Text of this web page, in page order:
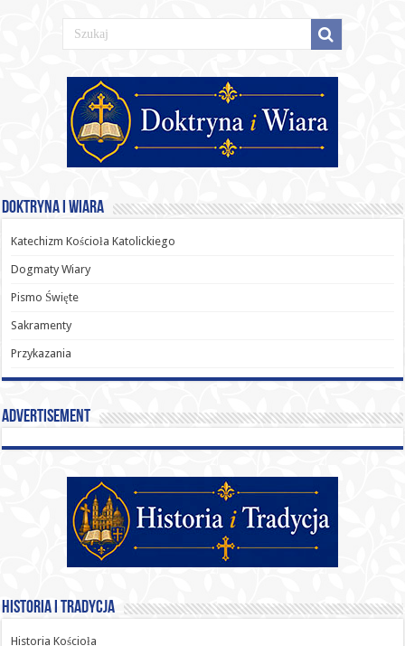
Doktryna i Wiara
Katechizm Kościoła Katolickiego
Dogmaty Wiary
Pismo Święte
Sakramenty
Przykazania
Advertisement
Historia i Tradycja
Historia Kościoła